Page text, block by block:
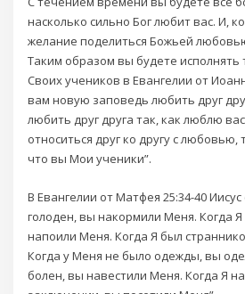
насколько сильно Бог любит вас. И,
желание поделиться Божьей
Таким образом вы будете исполнять
Своих учеников в Евангелии от
вам новую заповедь любить друг
любить друг друга так, как люблю
относиться друг ко другу с любовью,
что вы Мои ученики”.
В Евангелии от Матфея 25:34-40 Иисус
голоден, вы накормили Меня. Когда
напоили Меня. Когда Я был
Когда у Меня не было одежды, вы
болен, вы навестили Меня. Когда Я